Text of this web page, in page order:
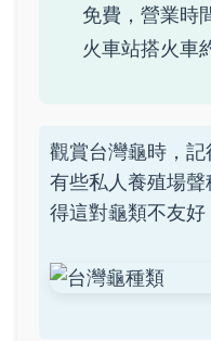
免費，營業時
火車站搭火車
觀賞台灣龜時，記
有些私人養殖場
得這對龜類不友好